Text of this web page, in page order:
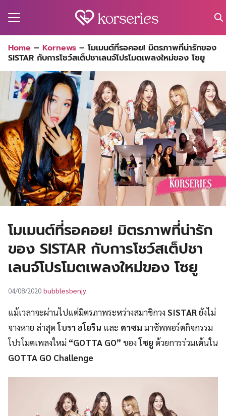
for:
Home – Kornews –โมเมนต์ที่รอคอย! มิตรภาพที่น่ารักของ
SISTAR กับการโชว์สเต็ปชาเลนจ์โปรโมตเพลงใหม่ของ โซยู
โมเมนต์ที่รอคอย! มิตรภาพที่น่ารัก
ของ SISTAR กับการโชว์สเต็ปชา
เลนจ์โปรโมตเพลงใหม่ของ โซยู
04/08/2020 bubblesbenjy
แม้เวลาจะผ่านไปแต่มิตรภาพระหว่างสมาชิกวงSISTARยังไม่
จางหาย ล่าสุดโบรา ฮโยริน และ ดาซม มาซัพพอร์ตกิจกรรม
โปรโมตเพลงใหม่ “GOTTA GO” ของโซยู ด้วยการร่วมเต้นใน
GOTTA GO Challenge